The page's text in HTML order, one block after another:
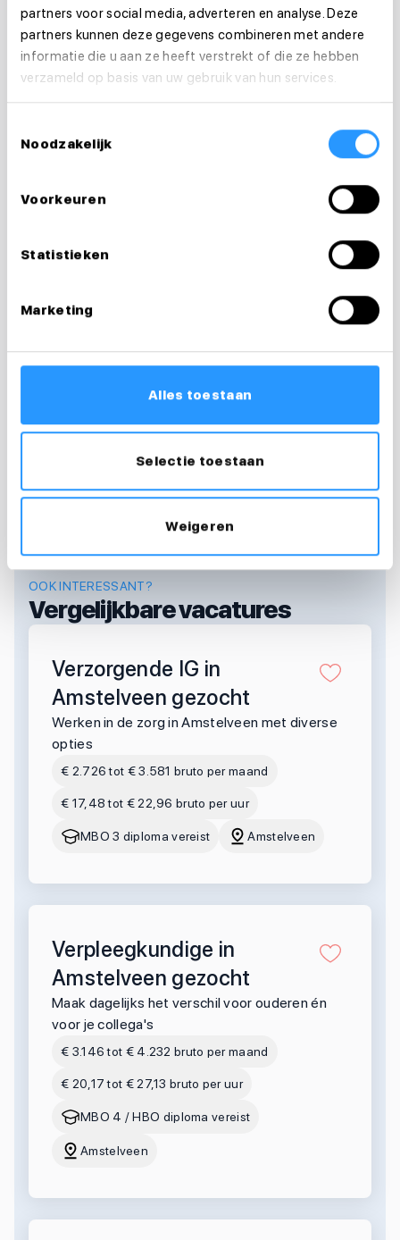
partners voor social media, adverteren en analyse. Deze
partners kunnen deze gegevens combineren met andere
informatie die u aan ze heeft verstrekt of die ze hebben
verzameld op basis van uw gebruik van hun services.
Noodzakelijk
Voorkeuren
Statistieken
Marketing
Alles toestaan
Selectie toestaan
Weigeren
sollicitatie?
Ik help je graag
Floortje
floortje@medewerkersindezorg.nl
OOK INTERESSANT?
Vergelijkbare vacatures
Verzorgende IG in
Amstelveen gezocht
Werken in de zorg in Amstelveen met diverse
opties
€ 2.726 tot € 3.581 bruto per maand
€ 17,48 tot € 22,96 bruto per uur
MBO 3 diploma vereist Amstelveen
Verpleegkundige in
Amstelveen gezocht
Maak dagelijks het verschil voor ouderen én
voor je collega's
€ 3.146 tot € 4.232 bruto per maand
€ 20,17 tot € 27,13 bruto per uur
MBO 4 / HBO diploma vereist
Amstelveen